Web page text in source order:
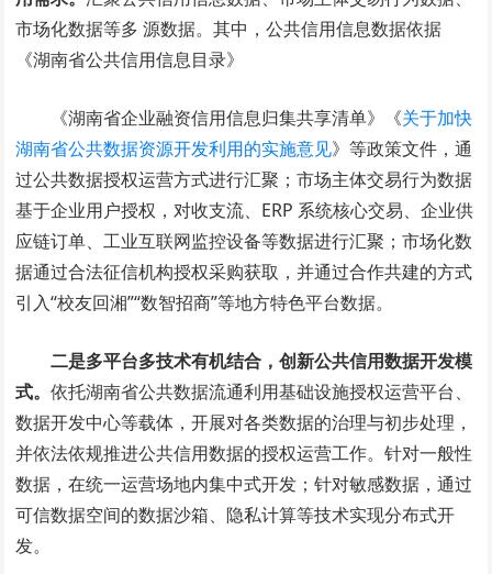
市场化数据等多 源数据。其中，公共信用信息数据依据
《湖南省公共信用信息目录》
《湖南省企业融资信用信息归集共享清单》《关于加快
湖南省公共数据资源开发利用的实施意见》等政策文件，通
过公共数据授权运营方式进行汇聚；市场主体交易行为数据
基于企业用户授权，对收支流、ERP 系统核心交易、企业供
应链订单、工业互联网监控设备等数据进行汇聚；市场化数
据通过合法征信机构授权采购获取，并通过合作共建的方式
引入“校友回湘”“数智招商”等地方特色平台数据。
二是多平台多技术有机结合，创新公共信用数据开发模
式。依托湖南省公共数据流通利用基础设施授权运营平台、
数据开发中心等载体，开展对各类数据的治理与初步处理，
并依法依规推进公共信用数据的授权运营工作。针对一般性
数据，在统一运营场地内集中式开发；针对敏感数据，通过
可信数据空间的数据沙箱、隐私计算等技术实现分布式开
发。